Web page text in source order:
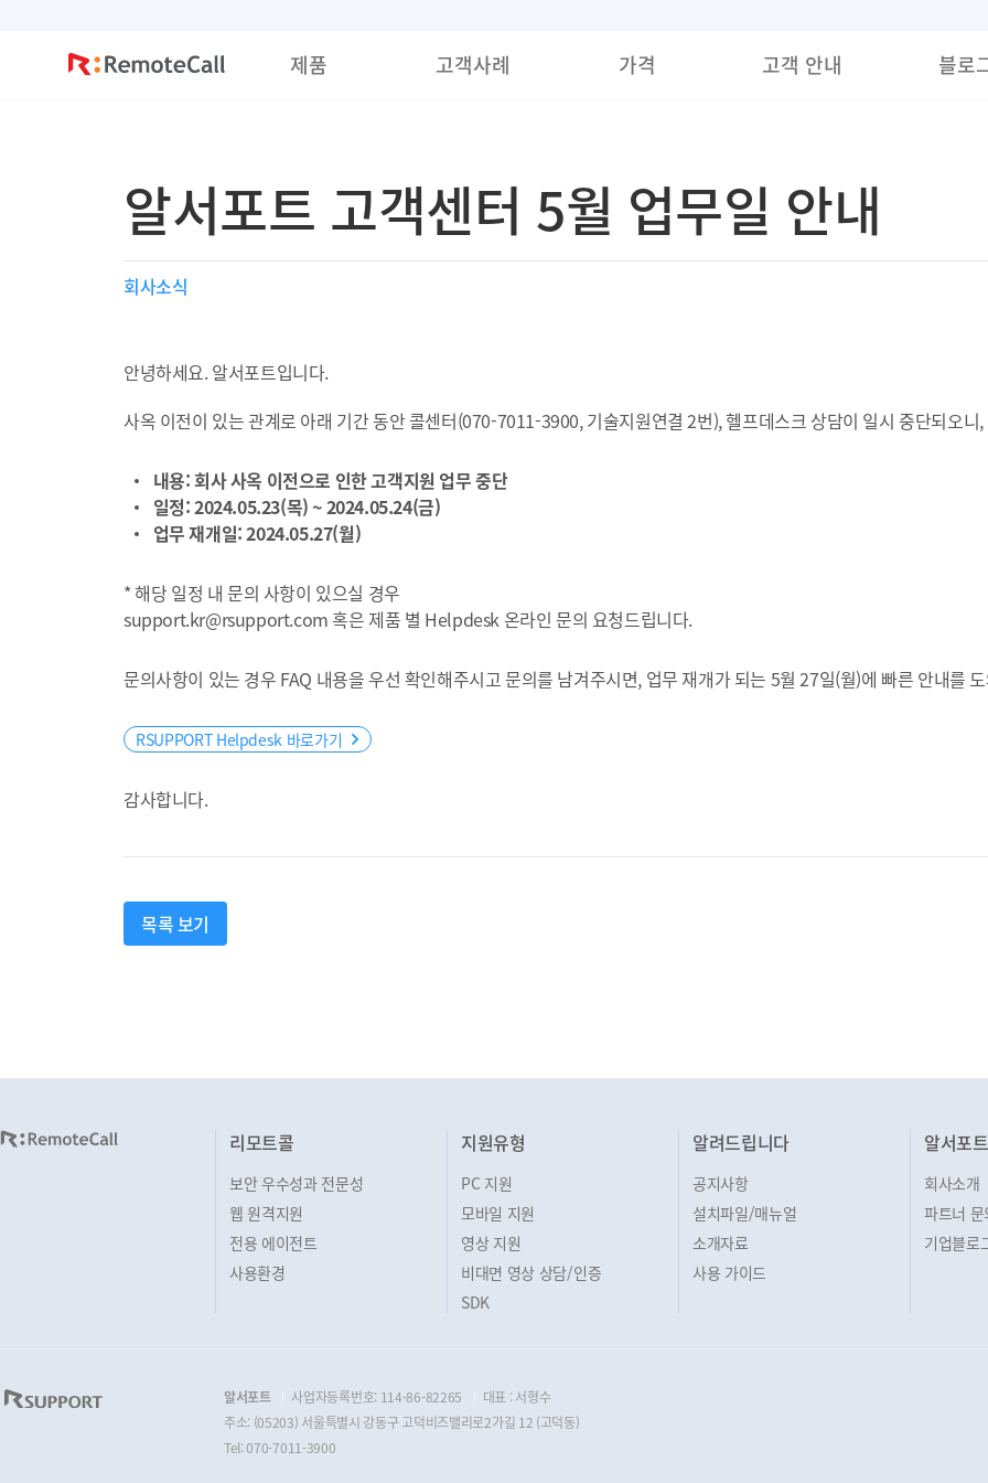
제품 고객사례 가격 고객 안내 블로
알서포트 고객센터 5월 업무일 안내
회사소식
안녕하세요. 알서포트입니다.
사옥 이전이 있는 관계로 아래 기간 동안 콜센터(070-7011-3900, 기술지원연결 2번), 헬프데스크 상담이 일시 중단되오니
내용: 회사 사옥 이전으로 인한 고객지원 업무 중단
일정: 2024.05.23(목) ~ 2024.05.24(금)
업무 재개일: 2024.05.27(월)
* 해당 일정 내 문의 사항이 있으실 경우
support.kr@rsupport.com 혹은 제품 별 Helpdesk 온라인 문의 요청드립니다.
문의사항이 있는 경우 FAQ 내용을 우선 확인해주시고 문의를 남겨주시면, 업무 재개가 되는 5월 27일(월)에 빠른 안내를
RSUPPORT Helpdesk 바로가기
감사합니다.
목록 보기
리모트콜
보안 우수성과 전문성
웹 원격지원
전용 에이전트
사용환경
지원유형
PC 지원
모바일 지원
영상 지원
비대면 영상 상담/인증
SDK
알려드립니다
공지사항
설치파일/매뉴얼
소개자료
사용 가이드
알서포트
회사소개
파트너 문
기업블로
알서포트 사업자등록번호: 114-86-82265
대표 : 서형수
주소: (05203) 서울특별시 강동구 고덕비즈밸리로2가길 12 (고덕동)
Tel: 070-7011-3900